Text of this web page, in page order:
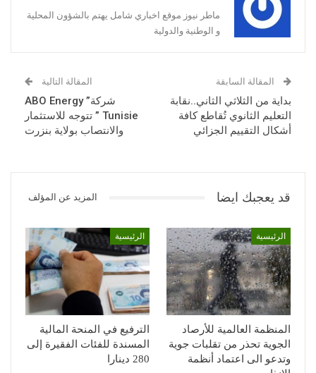
ماطر نيوز موقع اخباري شامل يهتم بالشؤون المحلية
و الوطنية والدولية
المقالة السابقة
بداية من الثلاثي الثاني..نقابة
التعليم الثانوي تُقاطع كافة
أشكال التقييم الجزائي
المقالة التالية
شركة” ABO Energy
Tunisie ” تتوجه للاستثمار
والانتصاب بولاية بنزرت
قد يعجبك ايضا المزيد عن المؤلف
الرئيسية
المنظمة العالمية للأرصاد
الجوية تحذر من تقلبات جوية
وتدعو الى اعتماد أنظمة
الرئيسية
الترفيع في المنحة المالية
المسندة للفئات الفقيرة إلى
280 دينارا